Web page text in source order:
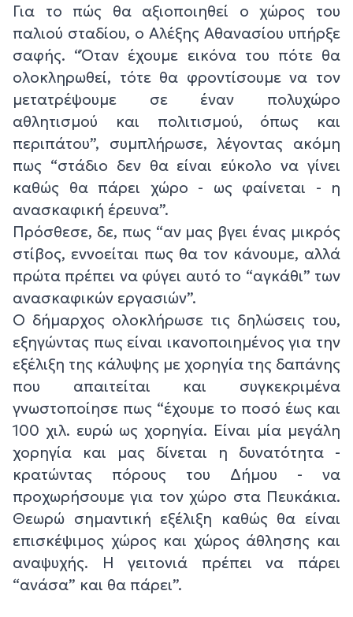
Για το πώς θα αξιοποιηθεί ο χώρος του
παλιού σταδίου, ο Αλέξης Αθανασίου υπήρξε
σαφής. “Όταν έχουμε εικόνα του πότε θα
ολοκληρωθεί, τότε θα φροντίσουμε να τον
μετατρέψουμε σε έναν πολυχώρο
αθλητισμού και πολιτισμού, όπως και
περιπάτου”, συμπλήρωσε, λέγοντας ακόμη
πως “στάδιο δεν θα είναι εύκολο να γίνει
καθώς θα πάρει χώρο - ως φαίνεται - η
ανασκαφική έρευνα”.
Πρόσθεσε, δε, πως “αν μας βγει ένας μικρός
στίβος, εννοείται πως θα τον κάνουμε, αλλά
πρώτα πρέπει να φύγει αυτό το “αγκάθι” των
ανασκαφικών εργασιών”.
Ο δήμαρχος ολοκλήρωσε τις δηλώσεις του,
εξηγώντας πως είναι ικανοποιημένος για την
εξέλιξη της κάλυψης με χορηγία της δαπάνης
που απαιτείται και συγκεκριμένα
γνωστοποίησε πως “έχουμε το ποσό έως και
100 χιλ. ευρώ ως χορηγία. Είναι μία μεγάλη
χορηγία και μας δίνεται η δυνατότητα -
κρατώντας πόρους του Δήμου - να
προχωρήσουμε για τον χώρο στα Πευκάκια.
Θεωρώ σημαντική εξέλιξη καθώς θα είναι
επισκέψιμος χώρος και χώρος άθλησης και
αναψυχής. Η γειτονιά πρέπει να πάρει
“ανάσα” και θα πάρει”.